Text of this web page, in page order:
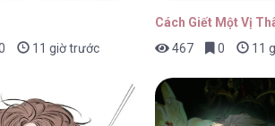
Chap 38
11 giờ trước
Cách Giết Một Vị
467
0 11